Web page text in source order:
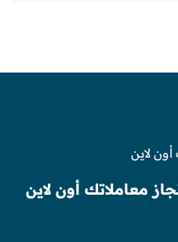
لاين
معاملاتك أون لاين